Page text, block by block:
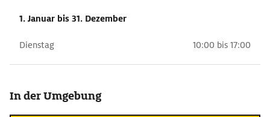
1. Januar bis 31. Dezember
Dienstag 10:00 bis 17:00
In der Umgebung